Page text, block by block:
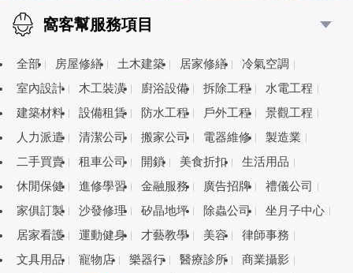
窩客幫服務項目
全部 房屋修繕 土木建築 居家修繕
冷氣空調
室內設計
木工裝潢 廚浴設備 拆除工程
水電工程
建築材料
設備租賃 防水工程 戶外工程
景觀工程
人力派遣
清潔公司 搬家公司 電器維修
製造業
二手買賣
租車公司 開鎖 美食折扣
生活用品
休閒保健
進修學習 金融服務 廣告招牌
禮儀公司
家俱訂製
沙發修理 矽晶地坪 除蟲公司
坐月子中心
居家看護
運動健身 才藝教學 美容
律師事務
文具用品
寵物店 樂器行 醫療診所
商業攝影